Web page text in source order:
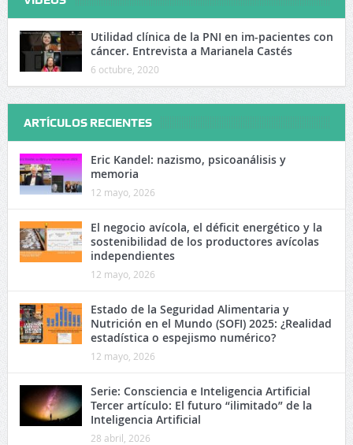
Utilidad clínica de la PNI en im-pacientes con
cáncer. Entrevista a Marianela Castés
6 octubre, 2020
ARTÍCULOS RECIENTES
Eric Kandel: nazismo, psicoanálisis y
memoria
12 mayo, 2026
El negocio avícola, el déficit energético y la
sostenibilidad de los productores avícolas
independientes
12 mayo, 2026
Estado de la Seguridad Alimentaria y
Nutrición en el Mundo (SOFI) 2025: ¿Realidad
estadística o espejismo numérico?
12 mayo, 2026
Serie: Consciencia e Inteligencia Artificial
Tercer artículo: El futuro “ilimitado” de la
Inteligencia Artificial
28 abril, 2026